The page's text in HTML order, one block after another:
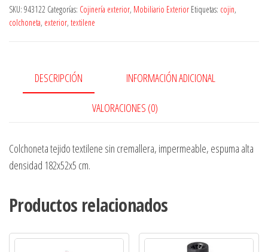
SKU: 943122 Categorías: Cojinería exterior, Mobiliario Exterior Etiquetas: cojin,
colchoneta, exterior, textilene
DESCRIPCIÓN INFORMACIÓN ADICIONAL
VALORACIONES (0)
Colchoneta tejido textilene sin cremallera, impermeable, espuma alta
densidad 182x52x5 cm.
Productos relacionados